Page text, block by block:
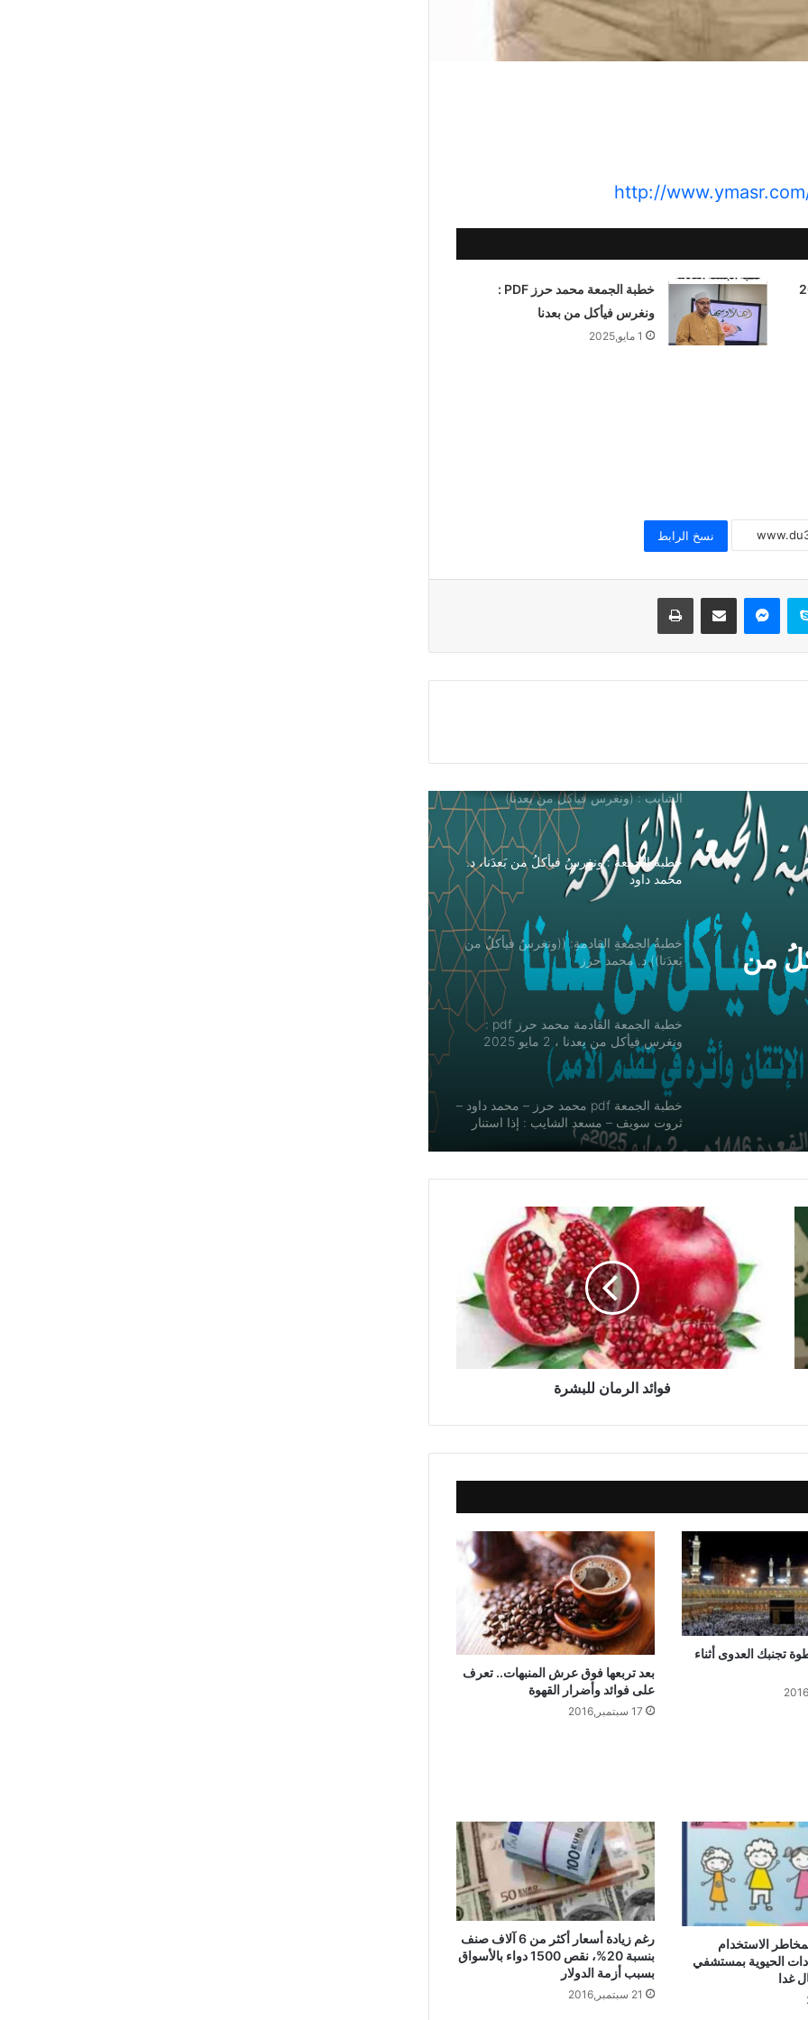
2025
خطبة الجمعة محمد حرز PDF :
ونغرس فيأكل من بعدنا
1 مايو,2025
نسخ الرابط
سكايب
من
6 أخطاء تقودك لأمراض السمنة والسكر
فوائد الكركم
محمد داود
خطبةُ الجمعةِ القادمةِ: ((ونغرسُ فيأكلُ من
بَعدَنا)) د. محمد حرز
خطبة الجمعة القادمة محمد حرز pdf :
ونغرس فيأكل من بعدنا ، 2 مايو 2025
خطبة الجمعة pdf محمد حرز – محمد داود –
ثروت سويف – مسعد الشايب : إذا استنار
العقل بالعلم أنار
6 أخطاء تقودك لأمراض السمنة والسكر
والقلب
بنسب تتراوح ما بين 30 : 50%
فوائد الرمان للبشرة
بالهنا والشفا مع حنان كل يوم اكلة
فوائد الكركم
الشايب : (ونغرس فيأكل من بعدنا)
خطبة الجمعة : ونغرسُ فيأكلُ من بَعدَنا، د.
محمد داود
خطبةُ الجمعةِ القادمةِ: ((ونغرسُ فيأكلُ من
بَعدَنا)) د. محمد حرز
ونغرس فيأكل من بعدنا ، 2 مايو 2025
العقل بالعلم أنار
فوائد الرمان للبشرة
خطوة تجنبك العدوى أثناء
بعد تربعها فوق عرش المنبهات.. تعرف
على فوائد وأضرار القهوة
17 سبتمبر,2016
الاستخدام
الحيوية بمستشفي
غدا
رغم زيادة أسعار أكثر من 6 آلاف صنف
بنسبة 20%، نقص 1500 دواء بالأسواق
بسبب أزمة الدولار
21 سبتمبر,2016